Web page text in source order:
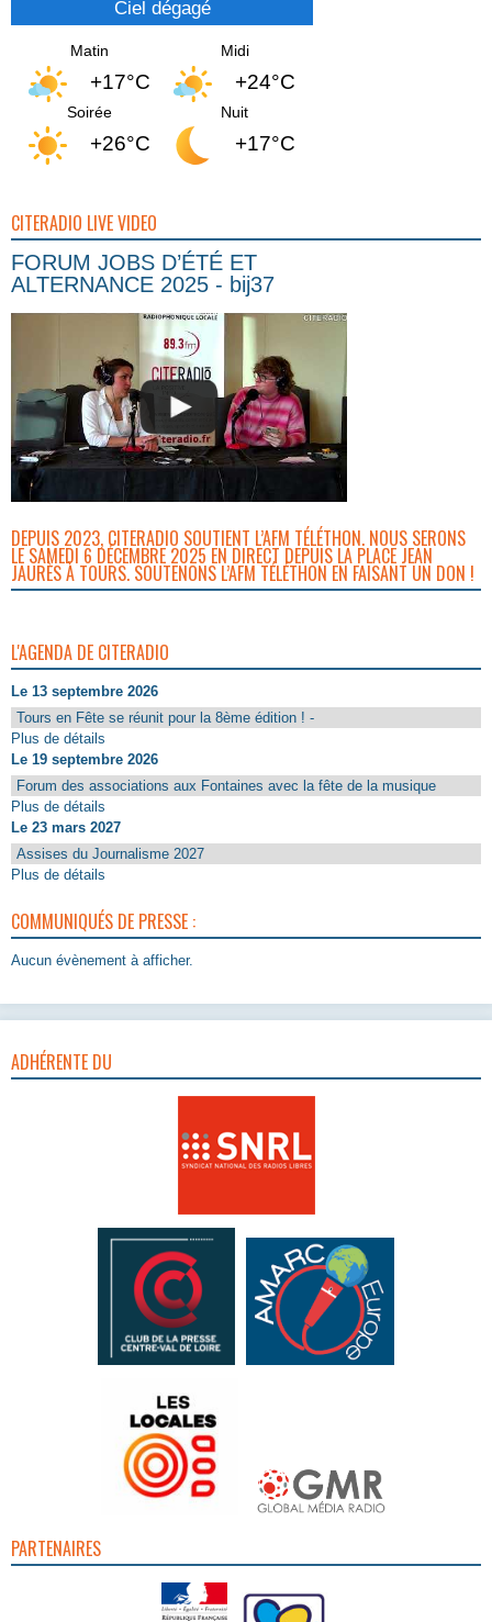
Ciel dégagé
Matin
+17°C
Midi
+24°C
Soirée
+26°C
Nuit
+17°C
CITERADIO LIVE VIDEO
FORUM JOBS D’ÉTÉ ET
ALTERNANCE 2025 - bij37
DEPUIS 2023, CITERADIO SOUTIENT L’AFM TÉLÉTHON. NOUS SERONS
LE SAMEDI 6 DÉCEMBRE 2025 EN DIRECT DEPUIS LA PLACE JEAN
JAURÈS À TOURS. SOUTENONS L’AFM TÉLÉTHON EN FAISANT UN DON !
L'AGENDA DE CITERADIO
Le 13 septembre 2026
Tours en Fête se réunit pour la 8ème édition ! -
Plus de détails
Le 19 septembre 2026
Forum des associations aux Fontaines avec la fête de la musique
Plus de détails
Le 23 mars 2027
Assises du Journalisme 2027
Plus de détails
COMMUNIQUÉS DE PRESSE :
Aucun évènement à afficher.
ADHÉRENTE DU
PARTENAIRES